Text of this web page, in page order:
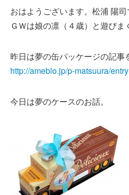
おはようございます。松浦 陽司
ＧＷは娘の凛（４歳）と遊びま
昨日は夢の缶パッケージの記事
http://ameblo.jp/p-matsuura/
今日は夢のケースのお話。